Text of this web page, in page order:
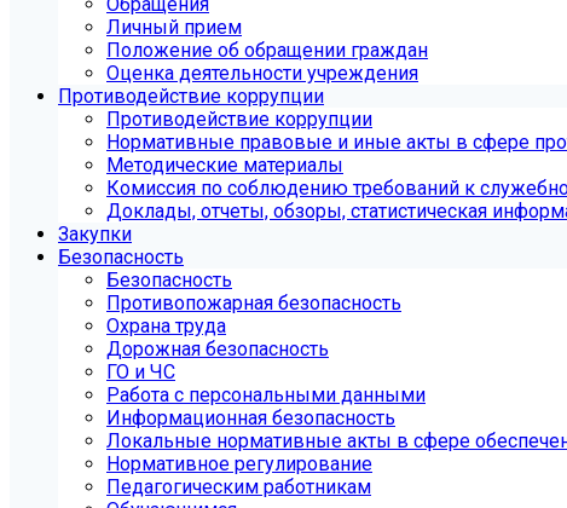
Личный прием
Положение об обращении граждан
Оценка деятельности учреждения
Противодействие коррупции
Противодействие коррупции
Нормативные правовые и иные акты в сфере
Методические материалы
Комиссия по соблюдению требований к
Доклады, отчеты, обзоры, статистическая
Закупки
Безопасность
Безопасность
Противопожарная безопасность
Охрана труда
Дорожная безопасность
ГО и ЧС
Работа с персональными данными
Информационная безопасность
Локальные нормативные акты в сфере
Нормативное регулирование
Педагогическим работникам